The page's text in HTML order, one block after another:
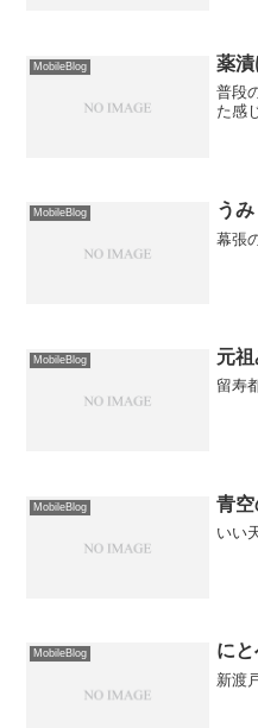
MobileBlog 薬漬
普段
た感
MobileBlog うみ
幕張
MobileBlog 元
留寿
MobileBlog 青空
いい
MobileBlog に
新渡